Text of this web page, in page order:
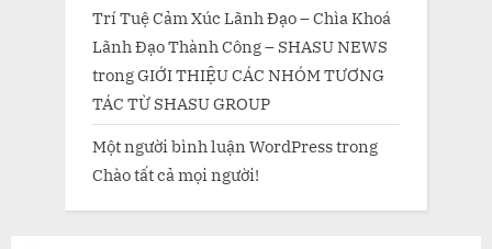
Trí Tuệ Cảm Xúc Lãnh Đạo – Chìa Khoá
Lãnh Đạo Thành Công – SHASU NEWS
trongGIỚI THIỆU CÁC NHÓM TƯƠNG
TÁC TỪ SHASU GROUP
Một người bình luận WordPresstrong
Chào tất cả mọi người!